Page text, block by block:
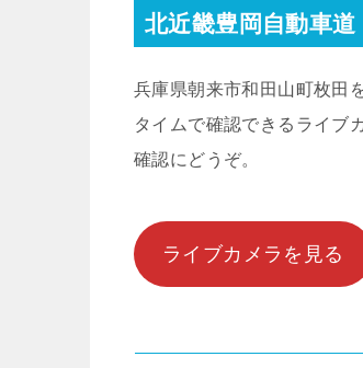
北近畿豊岡自動車
兵庫県朝来市和田山町枚田
タイムで確認できるライブ
確認にどうぞ。
ライブカメラを見る